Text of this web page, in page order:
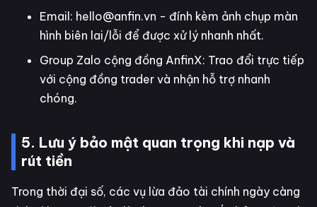
Email: hello@anfin.vn - đính kèm ảnh chụp màn
hình biên lai/lỗi để được xử lý nhanh nhất.
Group Zalo cộng đồng AnfinX: Trao đổi trực tiếp
với cộng đồng trader và nhận hỗ trợ nhanh
chóng.
5. Lưu ý bảo mật quan trọng khi nạp và
rút tiền
Trong thời đại số, các vụ lừa đảo tài chính ngày càng